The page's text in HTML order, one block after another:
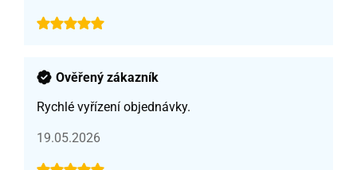
Ověřený zákazník
Rychlé vyřízení objednávky.
19.05.2026